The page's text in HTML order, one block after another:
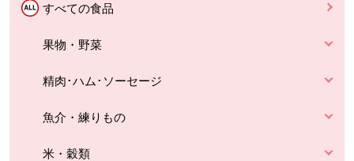
すべての食品
果物・野菜
精肉･ハム･ソーセージ
魚介・練りもの
米・穀類